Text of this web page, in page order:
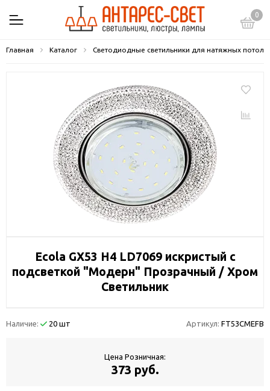
0
Главная Каталог Светодиодные светильники для натяжных
Ecola GX53 H4 LD7069 искристый с
подсветкой "Модерн" Прозрачный / Хром
Светильник
Наличие: 20 шт Артикул: FT53CMEFB
Цена Розничная:
373 руб.